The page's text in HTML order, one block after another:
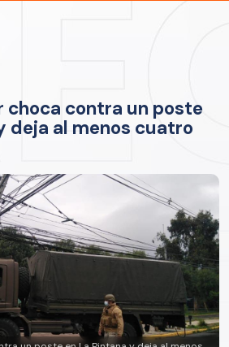
choca contra un poste
deja al menos cuatro